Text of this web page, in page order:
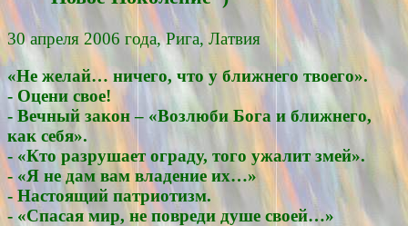
30 апреля 2006 года, Рига, Латвия
«Не желай… ничего, что у ближнего твоего».
- Оцени свое!
- Вечный закон – «Возлюби Бога и ближнего,
как себя».
- «Кто разрушает ограду, того ужалит змей».
- «Я не дам вам владение их…»
- Настоящий патриотизм.
- «Спасая мир, не повреди душе своей…»